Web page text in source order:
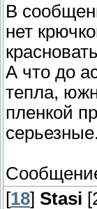
В
нет
А что до
тепла,
пленкой
[18] Stasi